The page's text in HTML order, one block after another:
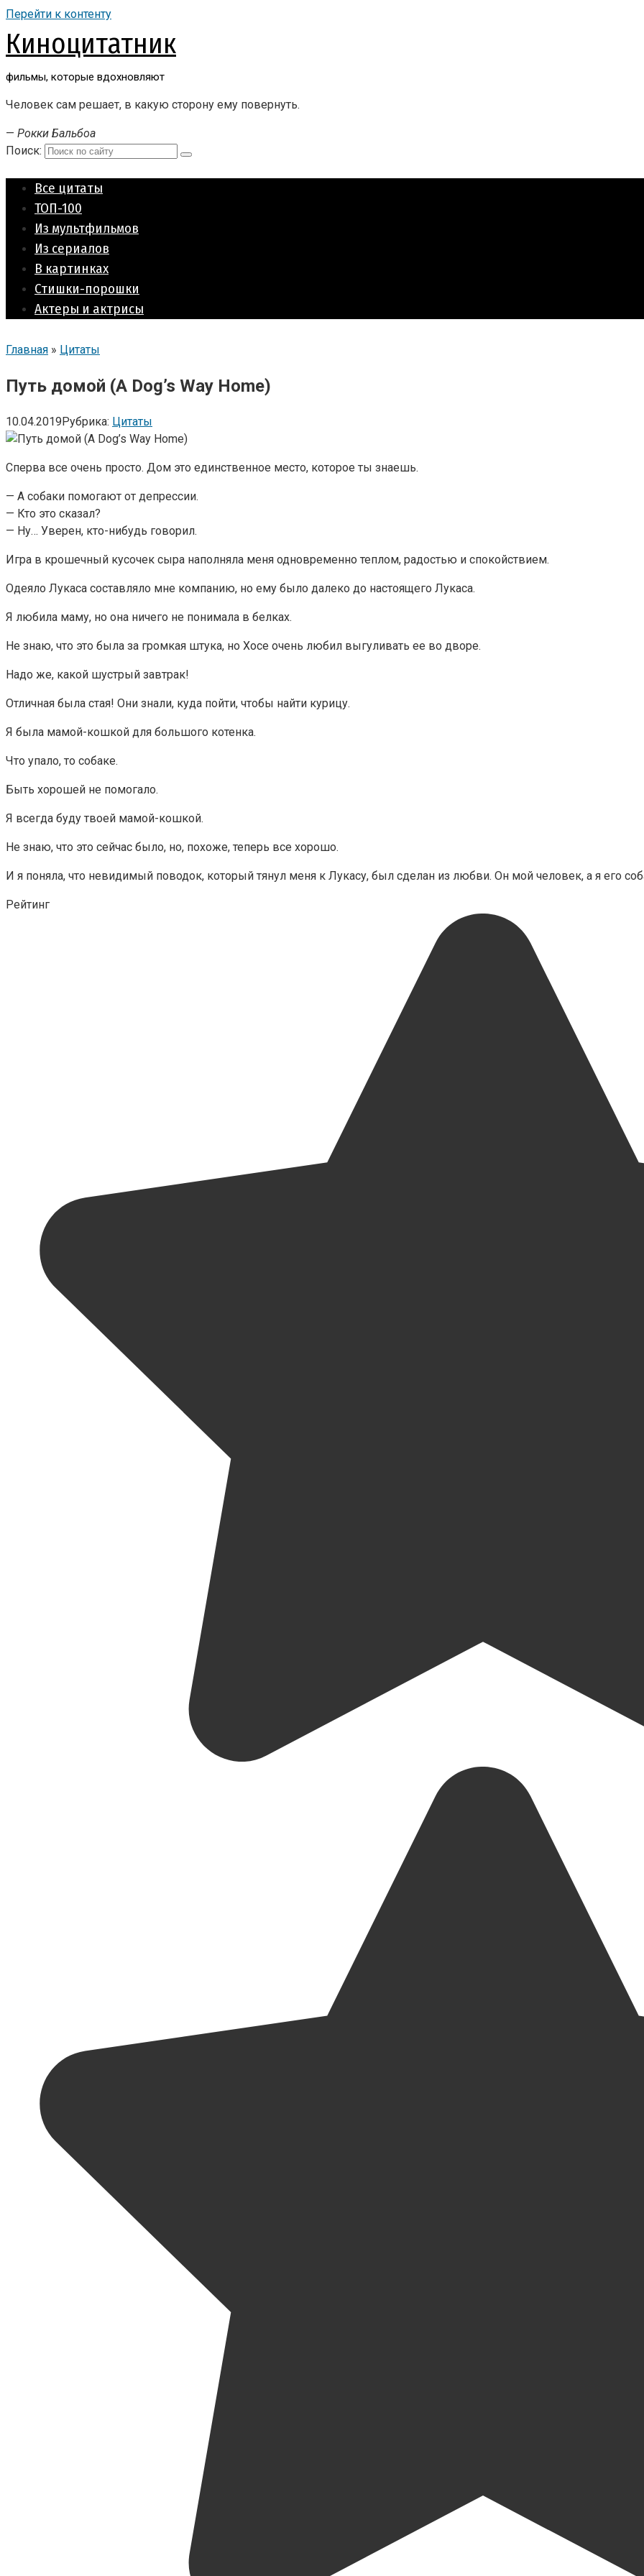
Перейти к контенту
Киноцитатник
фильмы, которые вдохновляют
Человек сам решает, в какую сторону ему повернуть.
— Рокки Бальбоа
Поиск:
Все цитаты
ТОП-100
Из мультфильмов
Из сериалов
В картинках
Стишки-порошки
Актеры и актрисы
Главная » Цитаты
Путь домой (A Dog’s Way Home)
10.04.2019Рубрика: Цитаты
Сперва все очень просто. Дом это единственное место, которое ты знаешь.
— А собаки помогают от депрессии.
— Кто это сказал?
— Ну… Уверен, кто-нибудь говорил.
Игра в крошечный кусочек сыра наполняла меня одновременно теплом, радостью и спокойствием.
Одеяло Лукаса составляло мне компанию, но ему было далеко до настоящего Лукаса.
Я любила маму, но она ничего не понимала в белках.
Не знаю, что это была за громкая штука, но Хосе очень любил выгуливать ее во дворе.
Надо же, какой шустрый завтрак!
Отличная была стая! Они знали, куда пойти, чтобы найти курицу.
Я была мамой-кошкой для большого котенка.
Что упало, то собаке.
Быть хорошей не помогало.
Я всегда буду твоей мамой-кошкой.
Не знаю, что это сейчас было, но, похоже, теперь все хорошо.
И я поняла, что невидимый поводок, который тянул меня к Лукасу, был сделан из любви. Он мой человек, а я его
Рейтинг